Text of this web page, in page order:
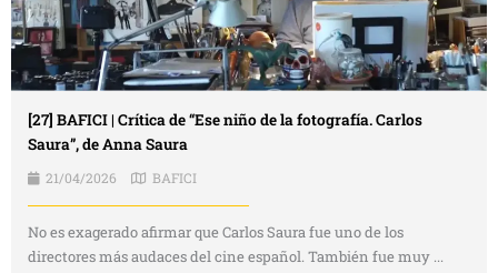
[27] BAFICI | Crítica de “Ese niño de la fotografía. Carlos
Saura”, de Anna Saura
21/04/2026 BAFICI
No es exagerado afirmar que Carlos Saura fue uno de los
directores más audaces del cine español. También fue muy ...